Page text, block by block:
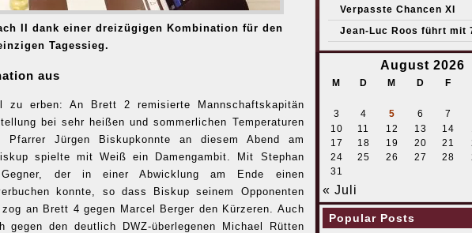
II dank einer dreizügigen Kombination für den
Tagessieg.
aus
erben: An Brett 2 remisierte Mannschaftskapitän
bei sehr heißen und sommerlichen Temperaturen
Jürgen Biskupkonnte an diesem Abend am
spielte mit Weiß ein Damengambit. Mit Stephan
der in einer Abwicklung am Ende einen
konnte, so dass Biskup seinem Opponenten
an Brett 4 gegen Marcel Berger den Kürzeren. Auch
den deutlich DWZ-überlegenen Michael Rütten
Verpasste Chancen XI
Jean-Luc Roos führt mit
August 2026
M D M D F
3
4 5 6 7
10
11 12 13 14
17
18 19 20 21
24
25 26 27 28
31
« Juli
Popular Posts